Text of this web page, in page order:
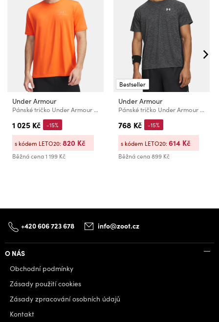
Under Armour
Pánské tričko Under Armour Vanish Energy SS
1 025 Kč
Běžná cena1 199 Kč
-15%
s kódem LETO20:820 Kč
Bestseller
Under Armour
Pánské tričko Under Armour UA Tech Textured SS-BLK
768 Kč
Běžná cena899 Kč
-15%
s kódem LETO20:614 Kč
+420 606 723 678 info@zoot.cz
O NÁS
Obchodní podmínky
Zásady použití cookies
Zásady zpracování osobních údajů
Kontakt